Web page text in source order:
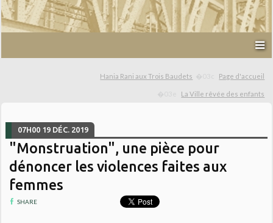
Hania Rani aux Trois Baudets Page d'accueil
La Ville rêvée des enfants
07H00 19 DÉC. 2019
"Monstruation", une pièce pour
dénoncer les violences faites aux
femmes
SHARE